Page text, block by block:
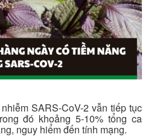
SARS-CoV-2 vẫn tiếp tục
đó khoảng 5-10% tổng ca
nguy hiểm đến tính mạng.